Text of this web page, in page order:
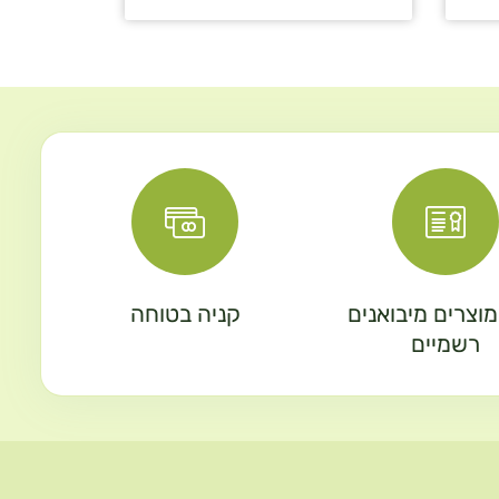
מיבואנים
רשמיים
קניה בטוחה